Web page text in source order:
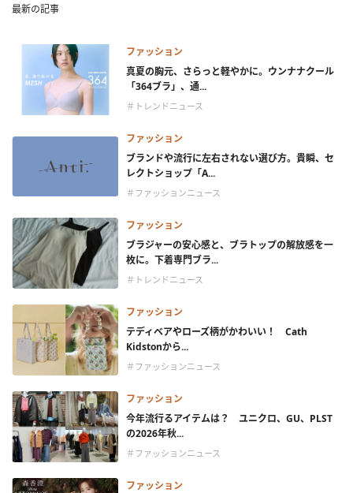
最新の記事
ファッション
真夏の胸元、さらっと軽やかに。ウンナナクール
「364ブラ」、通...
＃トレンドニュース
ファッション
ブランドや流行に左右されない選び方。貴瞬、セ
レクトショップ「A...
＃ファッションニュース
ファッション
ブラジャーの安心感と、ブラトップの解放感を一
枚に。下着専門ブラ...
＃トレンドニュース
ファッション
テディベアやローズ柄がかわいい！ Cath
Kidstonから...
＃ファッションニュース
ファッション
今年流行るアイテムは？ ユニクロ、GU、PLST
の2026年秋...
＃ファッションニュース
ファッション